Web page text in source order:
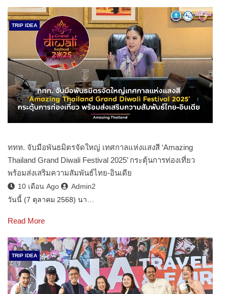
TRIP IDEA
ททท. จับมือพันธมิตรจัดใหญ่ เทศกาลแห่งแสงสี ‘Amazing
Thailand Grand Diwali Festival 2025’ กระตุ้นการท่องเที่ยว
พร้อมส่งเสริมความสัมพันธ์ไทย-อินเดีย
10 เดือน Ago
Admin2
วันนี้ (7 ตุลาคม 2568) นา…
Read More
TRIP IDEA